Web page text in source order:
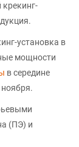
крекинг-
установка в
мощности
в середине
(ПЭ) и